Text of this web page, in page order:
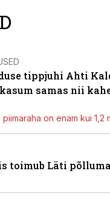
tippjuhi Ahti
samas nii
piimaraha on enam kui 1,2
toimub Läti